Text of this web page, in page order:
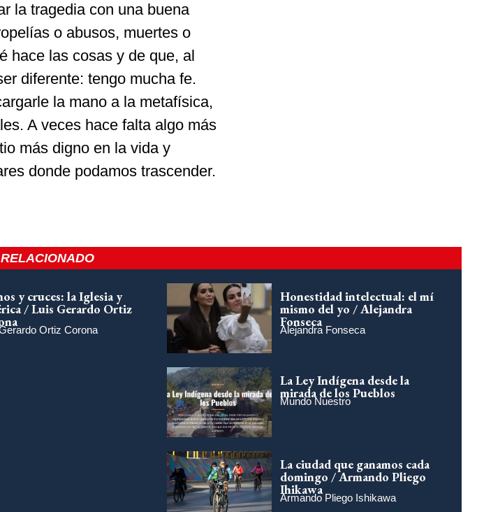
la tragedia con una buena
o abusos, muertes o
hace las cosas y de que, al
diferente: tengo mucha fe.
la mano a la metafísica,
A veces hace falta algo más
más digno en la vida y
donde podamos trascender.
y cruces: la Iglesia y
/ Luis Gerardo Ortiz
Ortiz Corona
Honestidad intelectual: el mí
mismo del yo / Alejandra
Fonseca
Alejandra Fonseca
La Ley Indígena desde la
mirada de los Pueblos
Mundo Nuestro
La ciudad que ganamos cada
domingo / Armando Pliego
Ihikawa
Armando Pliego Ishikawa